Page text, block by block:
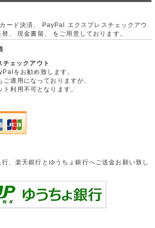
ード決済、 PayPal エクスプレスチェックアウ
、 現金書留、 をご用意しております。
ェックアウト
をお勧め致します。
ご適用になっておりますが、
利用不可となります。
、楽天銀行とゆうちょ銀行へご送金お願い致し